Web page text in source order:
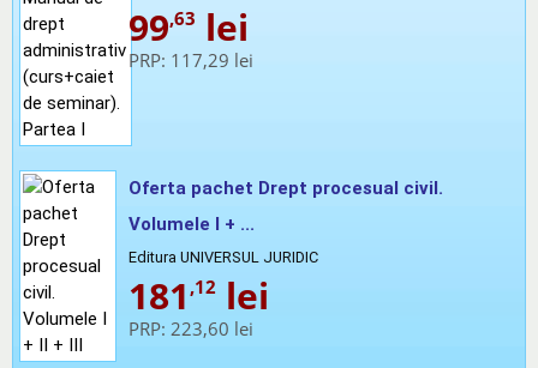
99,63 lei
PRP: 117,29 lei
Oferta pachet Drept procesual civil.
Volumele I + ...
Editura UNIVERSUL JURIDIC
181 ,12 lei
PRP: 223,60 lei